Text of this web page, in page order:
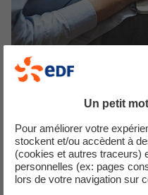
Nous contacter
E-mail ou téléphone :
convient
Un petit
Pour améliorer votre
stockent et/ou accèdent à
(cookies et autres traceurs)
personnelles (ex: pages
lors de votre navigation sur